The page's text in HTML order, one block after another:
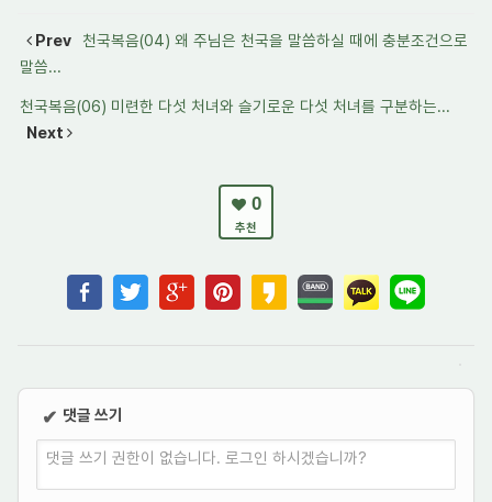
Prev
천국복음(04) 왜 주님은 천국을 말씀하실 때에 충분조건으로
말씀...
천국복음(06) 미련한 다섯 처녀와 슬기로운 다섯 처녀를 구분하는...
Next
0
추천
✔ 댓글 쓰기
댓글 쓰기 권한이 없습니다. 로그인 하시겠습니까?